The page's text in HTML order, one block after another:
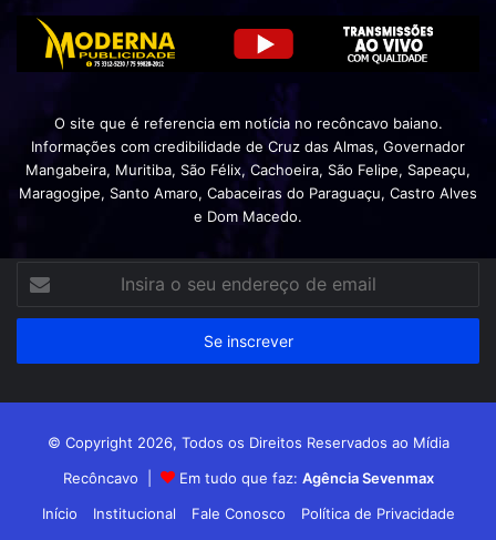
O site que é referencia em notícia no recôncavo baiano.
Informações com credibilidade de Cruz das Almas, Governador
Mangabeira, Muritiba, São Félix, Cachoeira, São Felipe, Sapeaçu,
Maragogipe, Santo Amaro, Cabaceiras do Paraguaçu, Castro Alves
e Dom Macedo.
seu
de
© Copyright 2026, Todos os Direitos Reservados ao Mídia
Recôncavo |
Em tudo que faz: Agência Sevenmax
Início
Institucional Fale Conosco Política de Privacidade